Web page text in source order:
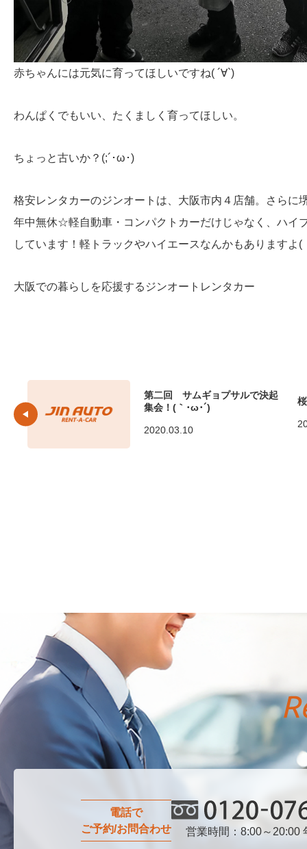
赤ちゃんには元気に育ってほしいですね( ´∀`)
わんぱくでもいい、たくましく育ってほしい。
ちょっと古いか？(;´･ω･)
格安レンタカーのジンオートは、大阪市内４店舗。さらに
年中無休☆軽自動車・コンパクトカーだけじゃなく、ハイ
しています！軽トラックやハイエースなんかもありますよ(
大阪での暮らしを応援するジンオートレンタカー
第二回 サムギョプサルで決起
集会！(｀･ω･´)ゞ
2020.03.10
電話で
ご予約/お問合わせ
0120-076-750
営業時間：8:00～20:00